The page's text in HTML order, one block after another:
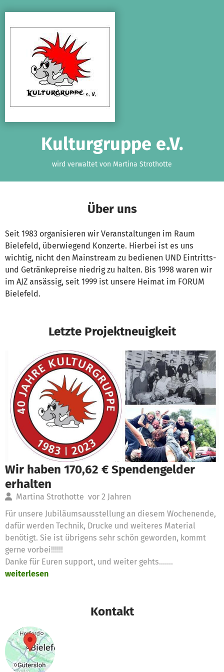
Kulturgruppe e.V.
wird verwaltet von Martina Strothotte
Über uns
Seit 1983 organisieren wir Veranstaltungen im Raum
Bielefeld, überwiegend Konzerte. Hierbei ist es uns
wichtig, nicht den Mainstream zu bedienen UND Eintritts-
und Getränkepreise niedrig zu halten. Bis 1998 waren wir
im AJZ ansässig, seit 1999 ist unsere Heimat im FORUM
Bielefeld.
Letzte Projektneuigkeit
Wir haben 170,62 € Spendengelder
erhalten
Martina Strothotte vor 2 Jahren
Für unsere Jubiläumsausstellung an diesem Wochenende,
dafür werden Technik, Drucke und weiteres Material
benötigt. Sie ist übrigens sehr schön geworden, kommt
gerne vorbei!!!!!!
Danke für Euren support, und weiter gehts.......
weiterlesen
Kontakt